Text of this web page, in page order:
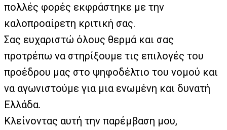
πολλές φορές εκφράστηκε με την
καλοπροαίρετη κριτική σας.
Σας ευχαριστώ όλους θερμά και σας
προτρέπω να στηρίξουμε τις επιλογές του
προέδρου μας στο ψηφοδέλτιο του νομού και
να αγωνιστούμε για μια ενωμένη και δυνατή
Ελλάδα.
Κλείνοντας αυτή την παρέμβαση μου,